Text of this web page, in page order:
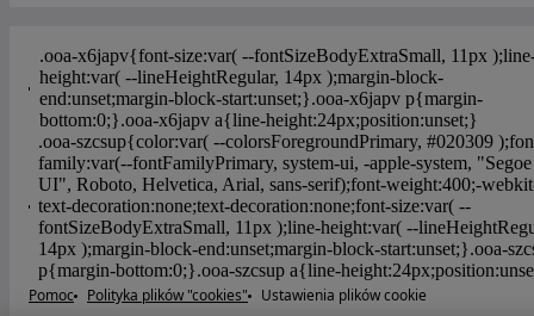
Pomoc Polityka plików "cookies"
Ustawienia plików cookie